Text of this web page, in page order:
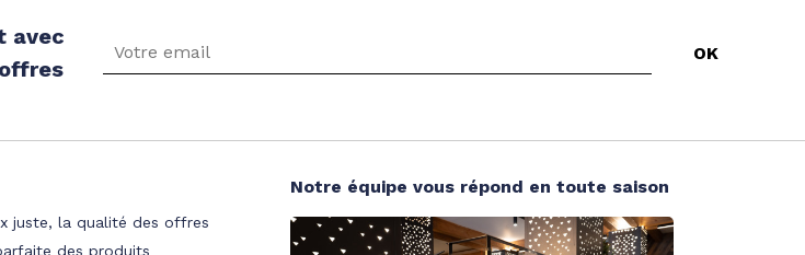
avec
juste, la qualité des offres
des produits
Notre équipe vous répond en toute saison